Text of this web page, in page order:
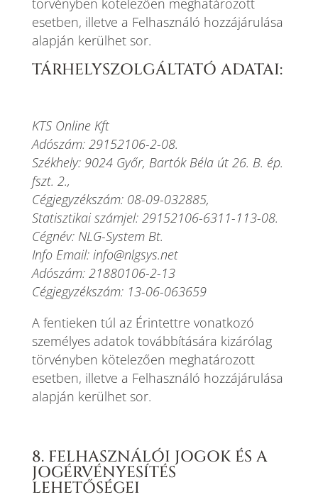
törvényben kötelezően meghatározott
esetben, illetve a Felhasználó hozzájárulása
alapján kerülhet sor.
TÁRHELYSZOLGÁLTATÓ ADATAI:
KTS Online Kft
Adószám: 29152106-2-08.
Székhely: 9024 Győr, Bartók Béla út 26. B. ép.
fszt. 2.,
Cégjegyzékszám: 08-09-032885,
Statisztikai számjel: 29152106-6311-113-08.
Cégnév: NLG-System Bt.
Info Email: info@nlgsys.net
Adószám: 21880106-2-13
Cégjegyzékszám: 13-06-063659
A fentieken túl az Érintettre vonatkozó
személyes adatok továbbítására kizárólag
törvényben kötelezően meghatározott
esetben, illetve a Felhasználó hozzájárulása
alapján kerülhet sor.
8. FELHASZNÁLÓI JOGOK ÉS A
JOGÉRVÉNYESÍTÉS
LEHETŐSÉGEI